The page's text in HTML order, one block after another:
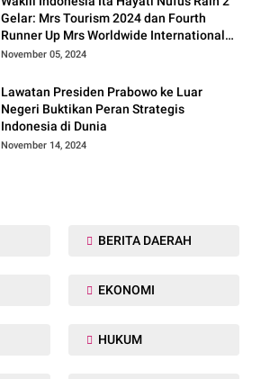
Gelar: Mrs Tourism 2024 dan Fourth
Runner Up Mrs Worldwide International
2024, di Pemilihan Mrs Worldwide 2024
November 05, 2024
Lawatan Presiden Prabowo ke Luar
Negeri Buktikan Peran Strategis
Indonesia di Dunia
November 14, 2024
BERITA DAERAH
EKONOMI
HUKUM